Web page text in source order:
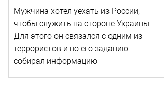
Мужчина хотел уехать из России,
чтобы служить на стороне Украины.
Для этого он связался с одним из
террористов и по его заданию
собирал информацию